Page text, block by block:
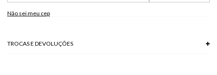
Não sei meu cep
TROCAS E DEVOLUÇÕES